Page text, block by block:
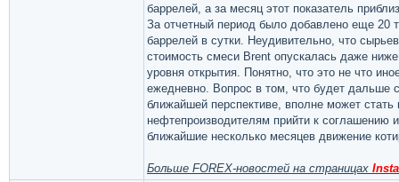
баррелей, а за месяц этот показатель
За отчетный период было добавлено еще 20
баррелей в сутки. Неудивительно, что
стоимость смеси Brent опускалась даже
уровня открытия. Понятно, что это не что
ежедневно. Вопрос в том, что будет дальше
ближайшей перспективе, вполне может
нефтепроизводителям прийти к соглашению
ближайшие несколько месяцев движение
Больше FOREX-новостей на страницах Insta